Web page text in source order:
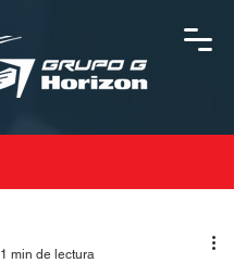
1 min de lectura